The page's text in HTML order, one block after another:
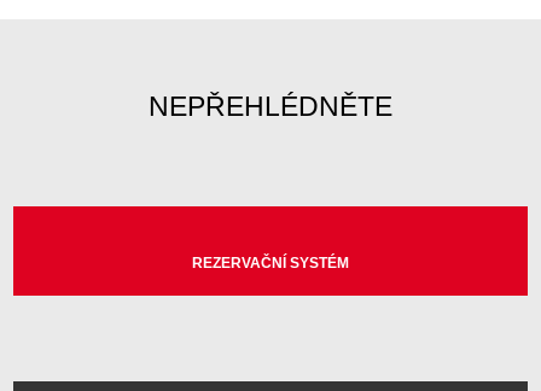
NEPŘEHLÉDNĚTE
REZERVAČNÍ SYSTÉM